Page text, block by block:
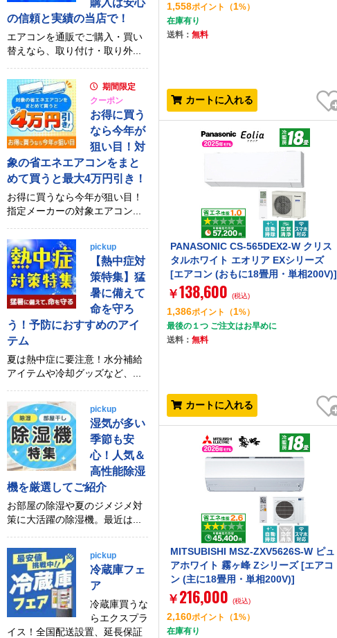
1,558ポイント （1%）
在庫有り
送料：無料
カートに入れる
お気に入り
PANASONIC CS-565DEX2-W クリス
タルホワイト エオリア EXシリーズ
[エアコン (おもに18畳用・単相200V)]
￥138,600 (税込)
1,386ポイント （1%）
最後の１つ ご注文はお早めに
送料：無料
カートに入れる
お気に入り
MITSUBISHI MSZ-ZXV5626S-W ピュ
アホワイト 霧ヶ峰 Zシリーズ [エアコ
ン (主に18畳用・単相200V)]
￥ 216,000 (税込)
2,160ポイント （1%）
在庫有り
購入は安心
の信頼と実績の当店で！
エアコンを通販でご購入・買い
替えなら、取り付け・取り外...
期間限定
クーポン
お得に買う
なら今年が
狙い目！対
象の省エネエアコンをまと
めて買うと最大4万円引き！
お得に買うなら今年が狙い目！
指定メーカーの対象エアコン...
pickup
【熱中症対
策特集】猛
暑に備えて
命を守ろ
う！予防におすすめのアイ
テム
夏は熱中症に要注意！水分補給
アイテムや冷却グッズなど、...
pickup
湿気が多い
季節も安
心！人気＆
高性能除湿
機を厳選してご紹介
お部屋の除湿や夏のジメジメ対
策に大活躍の除湿機。最近は...
pickup
冷蔵庫フェ
ア
冷蔵庫買うな
らエクスプラ
イス！全国配送設置、延長保証